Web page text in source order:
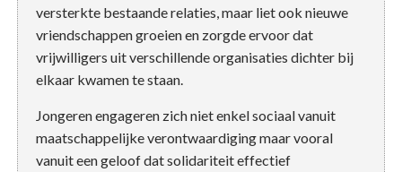
versterkte bestaande relaties, maar liet ook nieuwe
vriendschappen groeien en zorgde ervoor dat
vrijwilligers uit verschillende organisaties dichter bij
elkaar kwamen te staan.
Jongeren engageren zich niet enkel sociaal vanuit
maatschappelijke verontwaardiging maar vooral
vanuit een geloof dat solidariteit effectief